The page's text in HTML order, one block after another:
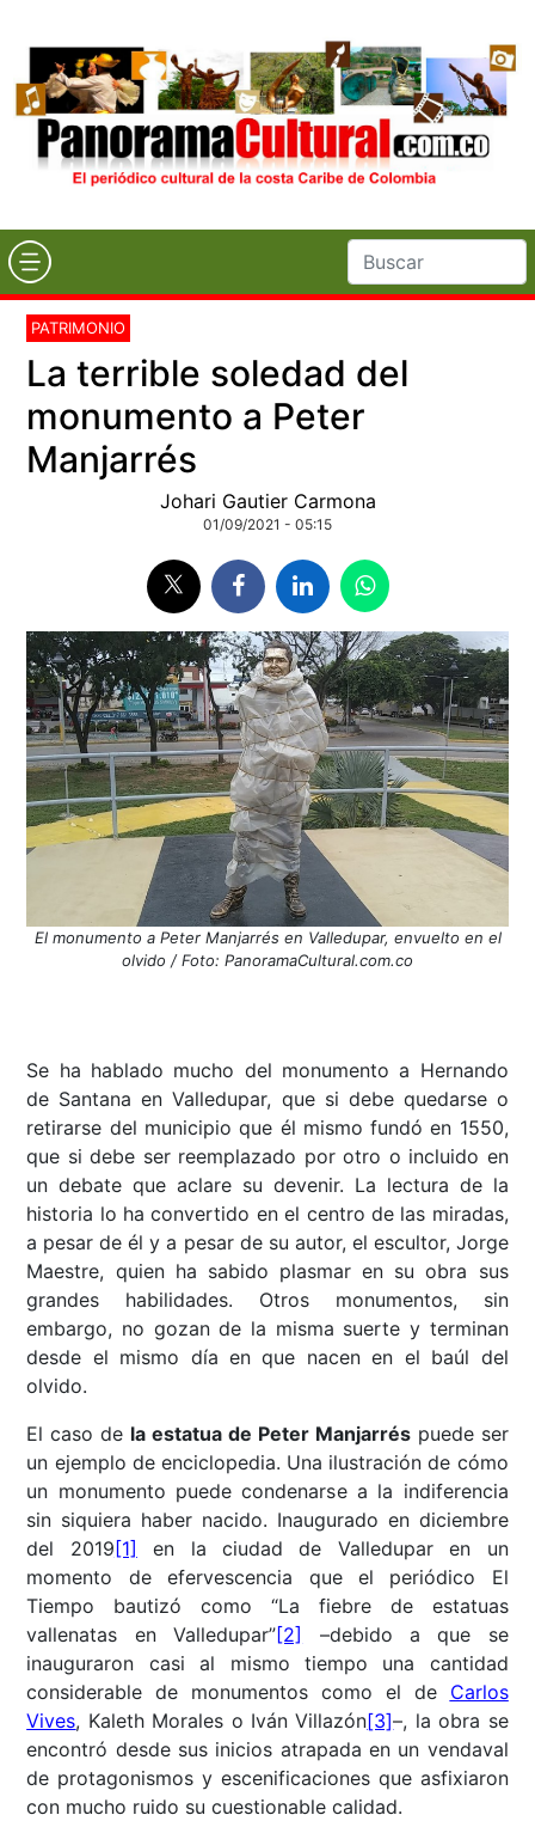
PATRIMONIO
La terrible soledad del
monumento a Peter
Manjarrés
Johari Gautier Carmona
01/09/2021 - 05:15
El monumento a Peter Manjarrés en Valledupar, envuelto en el
olvido / Foto: PanoramaCultural.com.co
Se ha hablado mucho del monumento a Hernando
de Santana en Valledupar, que si debe quedarse o
retirarse del municipio que él mismo fundó en 1550,
que si debe ser reemplazado por otro o incluido en
un debate que aclare su devenir. La lectura de la
historia lo ha convertido en el centro de las miradas,
a pesar de él y a pesar de su autor, el escultor, Jorge
Maestre, quien ha sabido plasmar en su obra sus
grandes habilidades. Otros monumentos, sin
embargo, no gozan de la misma suerte y terminan
desde el mismo día en que nacen en el baúl del
olvido.
El caso de la estatua de Peter Manjarréspuede ser
un ejemplo de enciclopedia. Una ilustración de cómo
un monumento puede condenarse a la indiferencia
sin siquiera haber nacido. Inaugurado en diciembre
del 2019 [1]
en la ciudad de Valledupar en un
momento de efervescencia que el periódico El
Tiempo bautizó como “La fiebre de estatuas
vallenatas en Valledupar”[2]
–debido a que se
inauguraron casi al mismo tiempo una cantidad
considerable de monumentos como el de Carlos
Vives, Kaleth Morales o Iván Villazón[3]–, la obra se
encontró desde sus inicios atrapada en un vendaval
de protagonismos y escenificaciones que asfixiaron
con mucho ruido su cuestionable calidad.